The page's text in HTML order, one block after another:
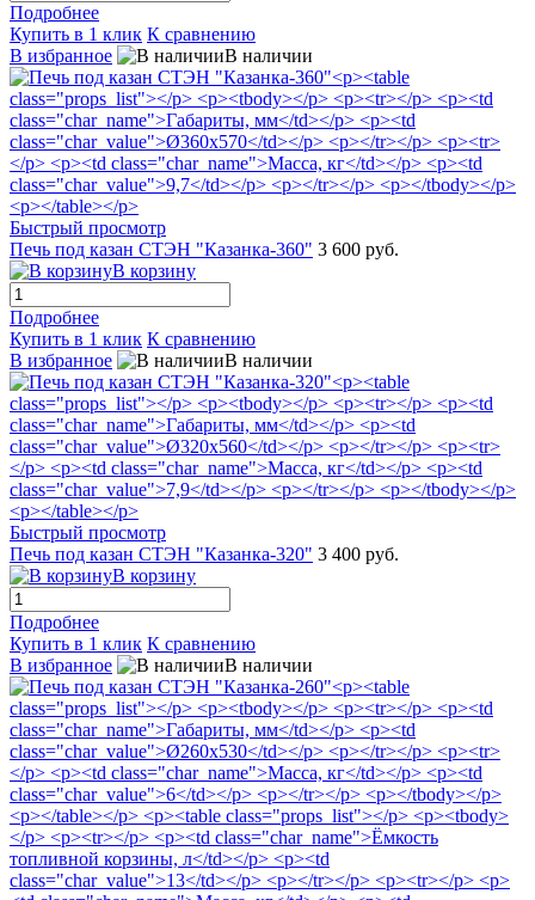
Подробнее
Купить в 1 клик К сравнению
В избранное
В наличии
Быстрый просмотр
Печь под казан СТЭН "Казанка-360" 3 600 руб.
В корзину
Подробнее
Купить в 1 клик К сравнению
В избранное
В наличии
Быстрый просмотр
Печь под казан СТЭН "Казанка-320" 3 400 руб.
В корзину
Подробнее
Купить в 1 клик К сравнению
В избранное
В наличии